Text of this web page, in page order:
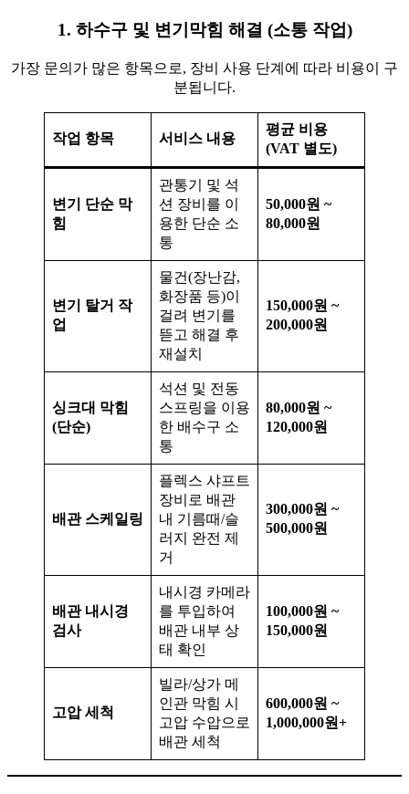
1. 하수구 및 변기막힘 해결 (소통 작업)
가장 문의가 많은 항목으로, 장비 사용 단계에 따라 비용이 구
분됩니다.
작업 항목 서비스 내용
평균 비용
(VAT 별도)
변기 단순 막
힘
관통기 및 석
션 장비를 이
용한 단순 소
통
50,000원 ~
80,000원
변기 탈거 작
업
물건(장난감,
화장품 등)이
걸려 변기를
뜯고 해결 후
재설치
150,000원 ~
200,000원
싱크대 막힘
(단순)
석션 및 전동
스프링을 이용
한 배수구 소
통
80,000원 ~
120,000원
배관 스케일링
플렉스 샤프트
장비로 배관
내 기름때/슬
러지 완전 제
거
300,000원 ~
500,000원
배관 내시경
검사
내시경 카메라
를 투입하여
배관 내부 상
태 확인
100,000원 ~
150,000원
고압 세척
빌라/상가 메
인관 막힘 시
고압 수압으로
배관 세척
600,000원 ~
1,000,000원+